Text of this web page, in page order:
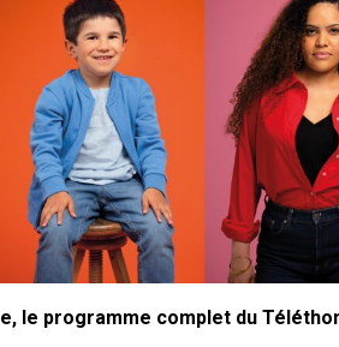
le programme complet du